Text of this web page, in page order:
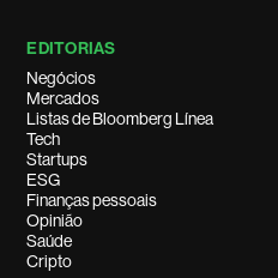
EDITORIAS
Negócios
Mercados
Listas de Bloomberg Línea
Tech
Startups
ESG
Finanças pessoais
Opinião
Saúde
Cripto